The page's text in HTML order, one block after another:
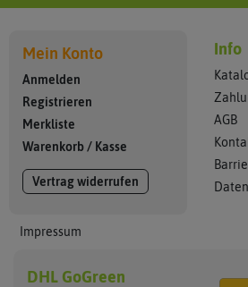
Mein Konto
Anmelden
Registrieren
Merkliste
Warenkorb / Kasse
Vertrag widerrufen
Impressum
Info
AGB
DHL GoGreen